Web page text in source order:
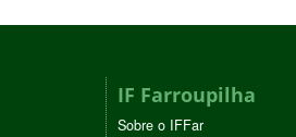
IF Farroupilha
Sobre o IFFar